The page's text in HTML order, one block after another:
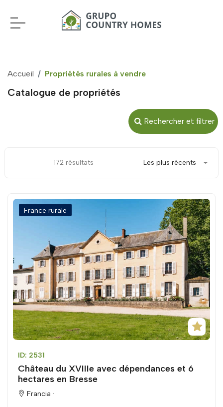
Accueil Propriétés rurales à vendre
Catalogue de propriétés
Rechercher et filtrer
172 résultats Les plus récents
France rurale
ID: 2531
Château du XVIIIe avec dépendances et 6
hectares en Bresse
Francia ·